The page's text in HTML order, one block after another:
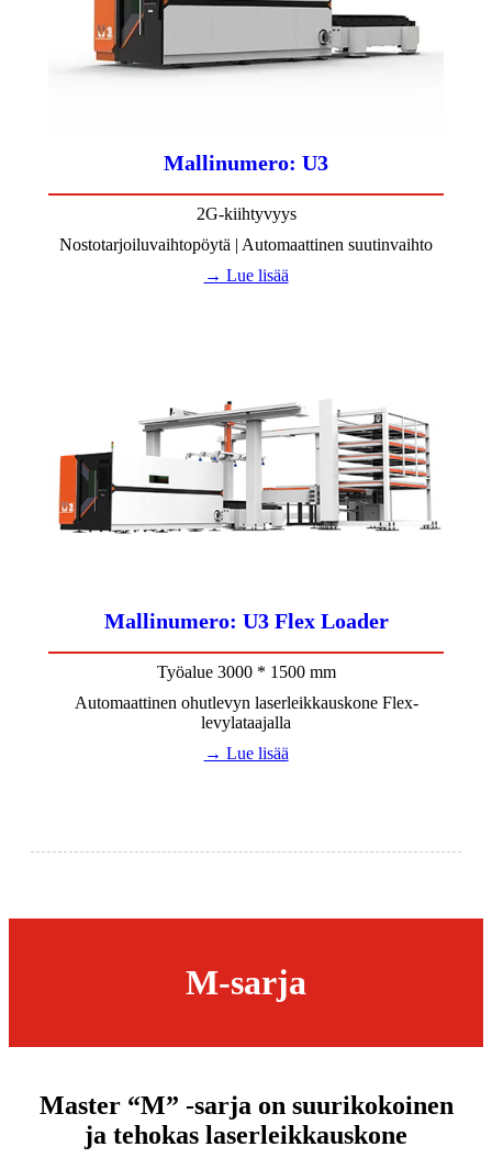
Mallinumero: U3
2G-kiihtyvyys
Nostotarjoiluvaihtopöytä | Automaattinen suutinvaihto
→ Lue lisää
Mallinumero: U3 Flex Loader
Työalue 3000 * 1500 mm
Automaattinen ohutlevyn laserleikkauskone Flex-
levylataajalla
→ Lue lisää
M-sarja
Master “M” -sarja on suurikokoinen
ja tehokas laserleikkauskone